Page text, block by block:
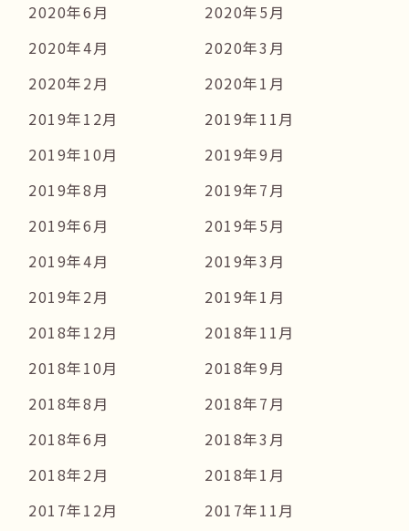
2020年6月
2020年5月
2020年4月
2020年3月
2020年2月
2020年1月
2019年12月
2019年11月
2019年10月
2019年9月
2019年8月
2019年7月
2019年6月
2019年5月
2019年4月
2019年3月
2019年2月
2019年1月
2018年12月
2018年11月
2018年10月
2018年9月
2018年8月
2018年7月
2018年6月
2018年3月
2018年2月
2018年1月
2017年12月
2017年11月